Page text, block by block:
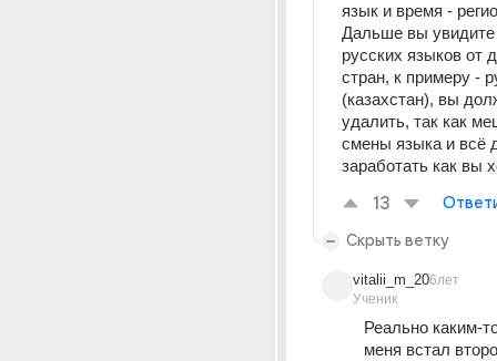
язык и время -
Дальше вы увидите
русских языков от
стран, к примеру -
(казахстан), вы
удалить, так как
смены языка и всё
заработать как вы
13
Скрыть ветку
vitalii_m_20
Ученик
6лет
Реально каким-
меня встал